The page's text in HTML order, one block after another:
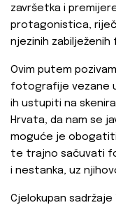
završetka i
protagonistica,
njezinih
Ovim putem
fotografije vezane
ih ustupiti na
Hrvata, da nam se
moguće je
te trajno sačuvati
i nestanka, uz
Cjelokupan